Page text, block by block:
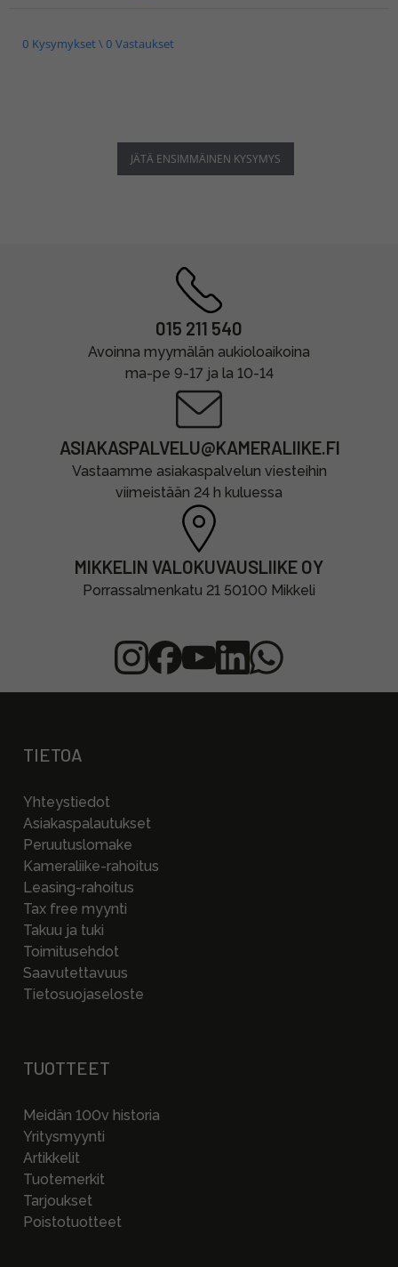
0 Kysymykset \ 0 Vastaukset
JÄTÄ ENSIMMÄINEN KYSYMYS
015 211 540
Avoinna myymälän aukioloaikoina
ma-pe 9-17 ja la 10-14
ASIAKASPALVELU@KAMERALIIKE.FI
Vastaamme asiakaspalvelun viesteihin
viimeistään 24 h kuluessa
MIKKELIN VALOKUVAUSLIIKE OY
Porrassalmenkatu 21 50100 Mikkeli
TIETOA
Yhteystiedot
Asiakaspalautukset
Peruutuslomake
Kameraliike-rahoitus
Leasing-rahoitus
Tax free myynti
Takuu ja tuki
Toimitusehdot
Saavutettavuus
Tietosuojaseloste
TUOTTEET
Meidän 100v historia
Yritysmyynti
Artikkelit
Tuotemerkit
Tarjoukset
Poistotuotteet